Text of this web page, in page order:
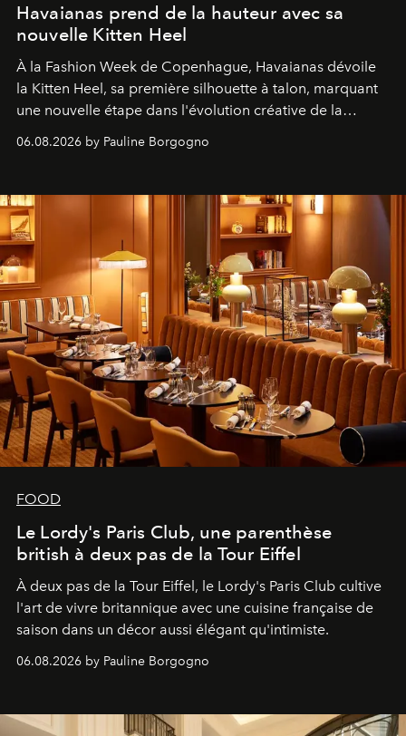
Havaianas prend de la hauteur avec sa
nouvelle Kitten Heel
À la Fashion Week de Copenhague, Havaianas dévoile
la Kitten Heel, sa première silhouette à talon, marquant
une nouvelle étape dans l'évolution créative de la
06.08.2026 by Pauline Borgogno
FOOD
Le Lordy's Paris Club, une parenthèse
british à deux pas de la Tour Eiffel
À deux pas de la Tour Eiffel, le Lordy's Paris Club cultive
l'art de vivre britannique avec une cuisine française de
saison dans un décor aussi élégant qu'intimiste.
06.08.2026 by Pauline Borgogno